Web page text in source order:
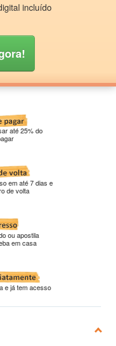
incluído
até 25% do
em até 7 dias e
de volta
ou apostila
em casa
e já tem acesso